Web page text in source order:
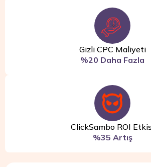
Gizli CPC Maliyeti
%20 Daha Fazla
ClickSambo ROI
%35 Artış